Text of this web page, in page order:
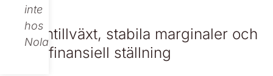
inte
hos
Nolato.
Volymtillväxt, stabila marginaler och
stark finansiell ställning